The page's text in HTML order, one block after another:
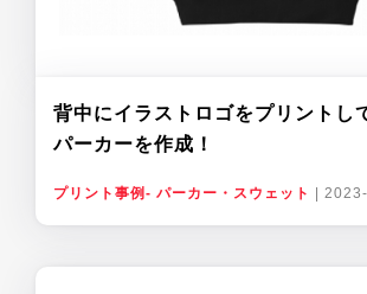
背中にイラストロゴをプリントし
パーカーを作成！
プリント事例- パーカー・スウェット